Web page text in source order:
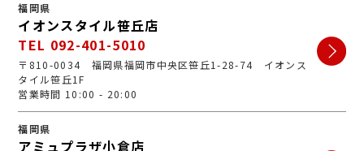
福岡県
イオンスタイル笹丘店
TEL 092-401-5010
〒810-0034 福岡県福岡市中央区笹丘1-28-74 イオンス
タイル笹丘1F
営業時間 10:00 - 20:00
福岡県
アミュプラザ小倉店